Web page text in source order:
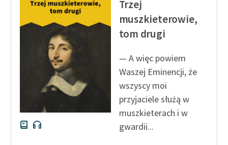
Kolekcje edukacyjne
twórców przechodzących
do domeny publicznej,
lektur szkolnych oraz
Starego Testamentu
Odkurzamy bohaterów
Lektur
Trzej
muszkieterowie,
tom drugi
— A więc powiem
Waszej Eminencji, że
wszyscy moi
przyjaciele służą w
muszkieterach i w
gwardii...